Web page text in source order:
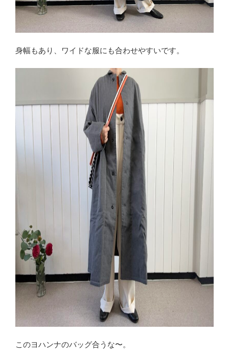
身幅もあり、ワイドな服にも合わせやすいです。
このヨハンナのバッグ合うな〜。